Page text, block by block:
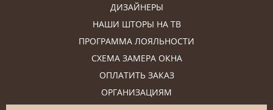
ДИЗАЙНЕРЫ
НАШИ ШТОРЫ НА ТВ
ПРОГРАММА ЛОЯЛЬНОСТИ
СХЕМА ЗАМЕРА ОКНА
ОПЛАТИТЬ ЗАКАЗ
ОРГАНИЗАЦИЯМ